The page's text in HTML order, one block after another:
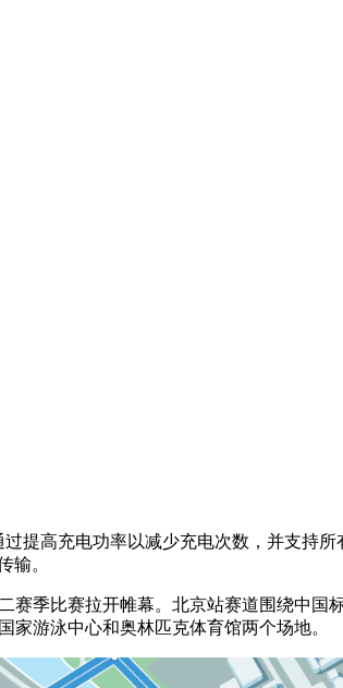
提高充电功率以减少充电次数，并支持
输。
季比赛拉开帷幕。北京站赛道围绕中国
游泳中心和奥林匹克体育馆两个场地。